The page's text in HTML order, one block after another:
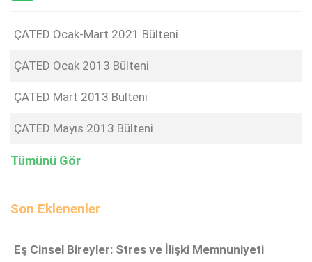
ÇATED Ocak-Mart 2021 Bülteni
ÇATED Ocak 2013 Bülteni
ÇATED Mart 2013 Bülteni
ÇATED Mayıs 2013 Bülteni
Tümünü Gör
Son Eklenenler
Eş Cinsel Bireyler: Stres ve İlişki Memnuniyeti